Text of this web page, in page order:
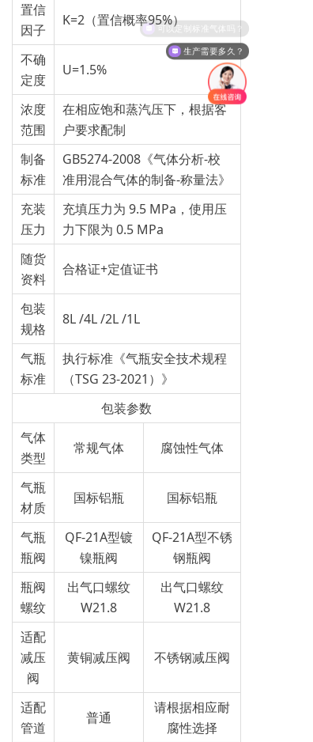
置信
因子
K=2（置信概率95%）
不确
定度
U=1.5%
浓度
范围
在相应饱和蒸汽压下，根据客
户要求配制
制备
标准
GB5274-2008《气体分析-校
准用混合气体的制备-称量法》
充装
压力
充填压力为 9.5 MPa，使用压
力下限为 0.5 MPa
随货
资料
合格证+定值证书
包装
规格
8L /4L /2L /1L
气瓶
标准
执行标准《气瓶安全技术规程
（TSG 23-2021）》
包装参数
气体
类型
常规气体 腐蚀性气体
气瓶
材质
国标铝瓶 国标铝瓶
气瓶
瓶阀
QF-21A型镀
镍瓶阀
QF-21A型不锈
钢瓶阀
瓶阀
螺纹
出气口螺纹
W21.8
出气口螺纹
W21.8
适配
减压
阀
黄铜减压阀 不锈钢减压阀
适配
管道
普通
请根据相应耐
腐性选择
可以定制标准气体吗？
生产需要多久？